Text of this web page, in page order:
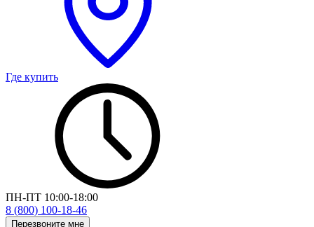
Где купить
ПН-ПТ 10:00-18:00
8 (800) 100-18-46
Перезвоните мне